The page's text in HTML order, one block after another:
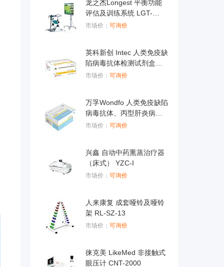
龙之杰Longest 平衡功能
评估及训练系统 LGT-
5300B
市场价： 可询价
英科新创 Intec 人类免疫缺
陷病毒抗体检测试剂盒
（胶体金法） 条型：100
市场价： 可询价
万孚Wondfo 人类免疫缺陷
病毒抗体、丙型肝炎病毒
抗体、梅毒螺旋体抗体、
20人份/盒
市场价： 可询价
兴鑫 自动中药熏蒸治疗器
（床式） YZC-I
市场价： 可询价
人来康复 成套哑铃及哑铃
架 RL-SZ-13
市场价： 可询价
徕克美 LikeMed 非接触式
眼压计 CNT-2000